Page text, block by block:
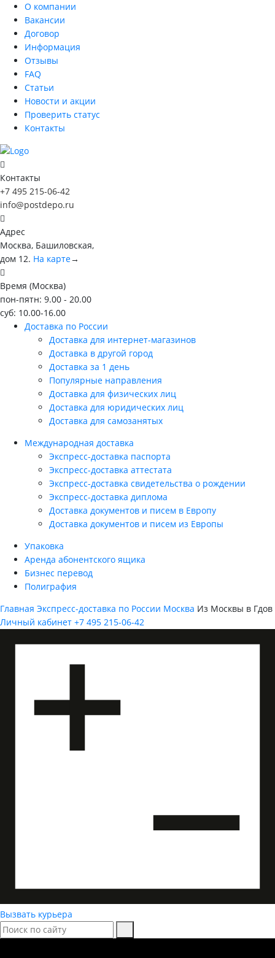
О компании
Вакансии
Договор
Информация
Отзывы
FAQ
Статьи
Новости и акции
Проверить статус
Контакты
Контакты
+7 495 215-06-42
info@postdepo.ru
Адрес
Москва, Башиловская,
дом 12. На карте→
Время (Москва)
пон-пятн: 9.00 - 20.00
суб: 10.00-16.00
Доставка по России
Доставка для интернет-магазинов
Доставка в другой город
Доставка за 1 день
Популярные направления
Доставка для физических лиц
Доставка для юридических лиц
Доставка для самозанятых
Международная доставка
Экспресс-доставка паспорта
Экспресс-доставка аттестата
Экспресс-доставка свидетельства о рождении
Экспресс-доставка диплома
Доставка документов и писем в Европу
Доставка документов и писем из Европы
Упаковка
Аренда абонентского ящика
Бизнес перевод
Полиграфия
Главная Экспресс-доставка по России Москва Из Москвы в Гдов
Личный кабинет +7 495 215-06-42
Вызвать курьера